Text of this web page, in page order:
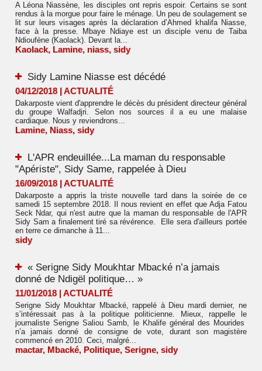
A Léona Niassène, les disciples ont repris espoir. Certains se sont
rendus à la morgue pour faire le ménage. Un peu de soulagement se
lit sur leurs visages après la déclaration d’Ahmed khalifa Niasse,
face à la presse. Mbaye Ndiaye est un disciple venu de Taiba
Ndioufène (Kaolack). Devant la...
Kaolack, Lamine, niass, sidy
Sidy Lamine Niasse est décédé
04/12/2018 | ACTUALITÉ
Dakarposte vient d'apprendre le décès du président directeur général
du groupe Walfadjri. Selon nos sources il a eu une malaise
cardiaque. Nous y reviendrons...
Lamine, Niass, sidy
L'APR endeuillée...La maman du responsable
"Apériste", Sidy Same, rappelée à Dieu
16/09/2018 | ACTUALITÉ
Dakarposte a appris la triste nouvelle tard dans la soirée de ce
samedi 15 septembre 2018. Il nous revient en effet que Adja Fatou
Seck Ndar, qui n'est autre que la maman du responsable de l'APR
Sidy Sam a finalement tiré sa révérence. Elle sera d'ailleurs portée
en terre ce dimanche à 11...
sidy
« Serigne Sidy Moukhtar Mbacké n’a jamais
donné de Ndigël politique… »
11/01/2018 | ACTUALITÉ
Serigne Sidy Moukhtar Mbacké, rappelé à Dieu mardi dernier, ne
s’intéressait pas à la politique politicienne. Mieux, rappelle le
journaliste Serigne Saliou Samb, le Khalife général des Mourides
n’a jamais donné de consigne de vote, durant son magistère
commencé en 2010. Ceci, malgré...
mactar, Mbacké, Politique, Serigne, sidy